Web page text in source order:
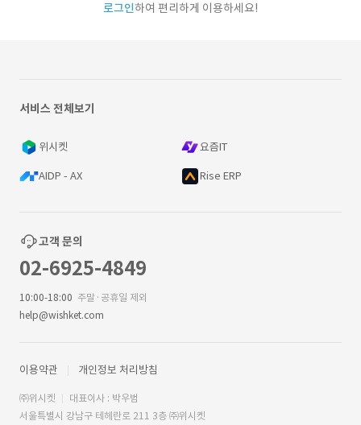
로그인하여 편리하게 이용하세요!
서비스 전체보기
위시켓 요즘IT
AIDP - AX Rise ERP
고객 문의
02-6925-4849
10:00-18:00 주말·공휴일 제외
help@wishket.com
이용약관 개인정보 처리방침
㈜위시켓
대표이사 : 박우범
서울특별시 강남구 테헤란로 211 3층 ㈜위시켓